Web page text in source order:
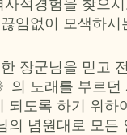
적경험을 찾으
임없이 모색하
장군님을 믿고
의 노래를 부르
되도록 하기 위하
의 념원대로 모든